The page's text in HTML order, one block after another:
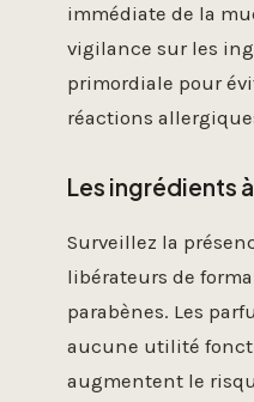
immédiate de la
vigilance sur les
primordiale pour
réactions
Les ingrédients
Surveillez la
libérateurs de
parabènes. Les
aucune utilité
augmentent le